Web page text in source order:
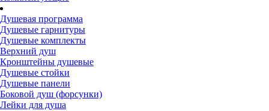
Душевая программа
Душевые гарнитуры
Душевые комплекты
Верхний душ
Кронштейны душевые
Душевые стойки
Душевые панели
Боковой душ (форсунки)
Лейки для душа